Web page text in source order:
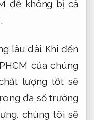
để không bị cả
lâu dài. Khi đến
của chúng
lượng tốt sẽ
đa số trường
chúng tôi sẽ